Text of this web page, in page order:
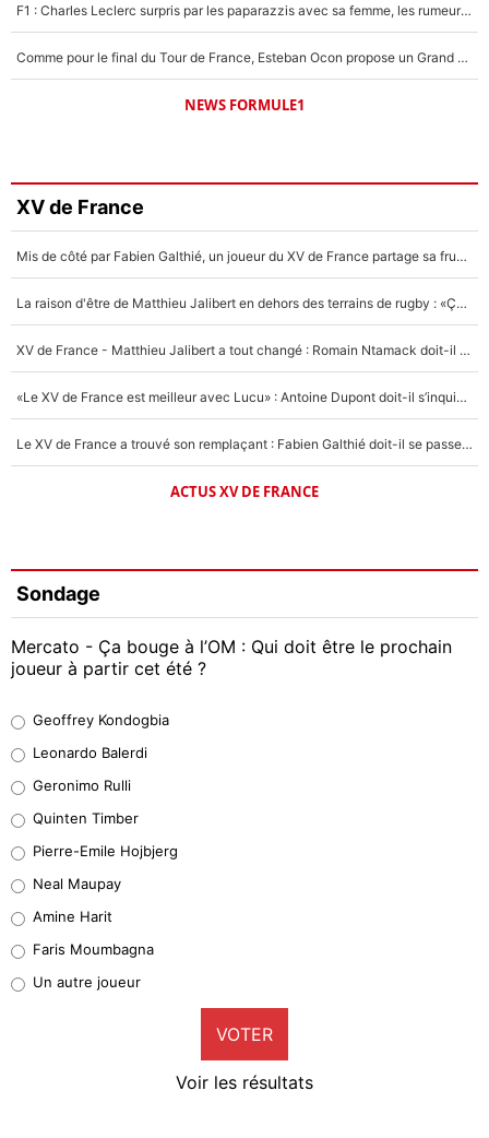
F1 : Charles Leclerc surpris par les paparazzis avec sa femme, les rumeurs étaient vraies !
Comme pour le final du Tour de France, Esteban Ocon propose un Grand Prix de Formule 1 à Paris : «Autour de l’Arc de Triomphe, ce serait génial» !
NEWS FORMULE1
XV de France
Mis de côté par Fabien Galthié, un joueur du XV de France partage sa frustration : «ils ne me l’ont pas dit tout de suite»
La raison d'être de Matthieu Jalibert en dehors des terrains de rugby : «Ça m'atteint autant que si tu touches à un membre de ma famille»
XV de France - Matthieu Jalibert a tout changé : Romain Ntamack doit-il s’inquiéter pour sa place à un an de la Coupe du monde ?
«Le XV de France est meilleur avec Lucu» : Antoine Dupont doit-il s’inquiéter pour sa place ?
Le XV de France a trouvé son remplaçant : Fabien Galthié doit-il se passer d'Antoine Dupont ?
ACTUS XV DE FRANCE
Sondage
Mercato - Ça bouge à l’OM : Qui doit être le prochain
joueur à partir cet été ?
38%
32%
5%
1%
9%
Geoffrey Kondogbia
Leonardo Balerdi
Geronimo Rulli
Quinten Timber
Pierre-Emile Hojbjerg
Neal Maupay
Amine Harit
Faris Moumbagna
Un autre joueur
VOTER
Voir les résultats